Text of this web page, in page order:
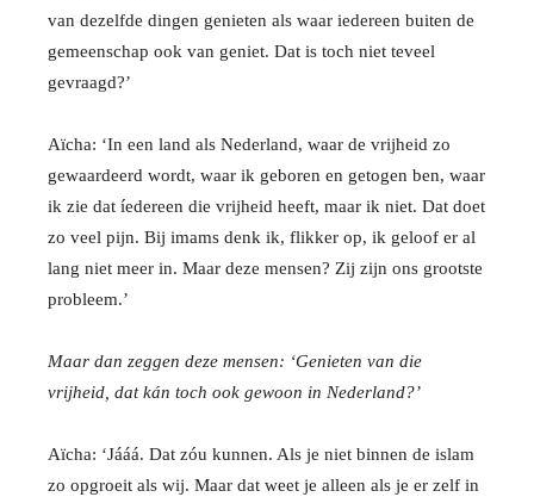
van dezelfde dingen genieten als waar iedereen buiten de
gemeenschap ook van geniet. Dat is toch niet teveel
gevraagd?’
Aïcha: ‘In een land als Nederland, waar de vrijheid zo
gewaardeerd wordt, waar ik geboren en getogen ben, waar
ik zie dat íedereen die vrijheid heeft, maar ik niet. Dat doet
zo veel pijn. Bij imams denk ik, flikker op, ik geloof er al
lang niet meer in. Maar deze mensen? Zij zijn ons grootste
probleem.’
Maar dan zeggen deze mensen: ‘Genieten van die
vrijheid, dat kán toch ook gewoon in Nederland?’
Aïcha: ‘Jááá. Dat zóu kunnen. Als je niet binnen de islam
zo opgroeit als wij. Maar dat weet je alleen als je er zelf in